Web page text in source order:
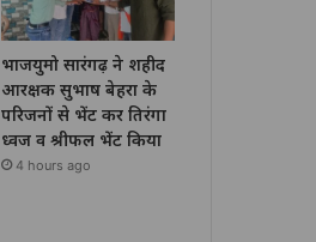
भाजयुमो सारंगढ़ ने शहीद
आरक्षक सुभाष बेहरा के
परिजनों से भेंट कर तिरंगा
ध्वज व श्रीफल भेंट किया
4 hours ago